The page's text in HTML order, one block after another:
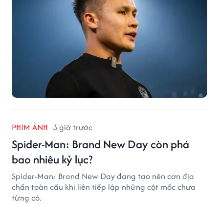
PHIM ẢNH 3 giờ trước
Spider-Man: Brand New Day còn phá
bao nhiêu kỷ lục?
Spider-Man: Brand New Day đang tạo nên cơn địa
chấn toàn cầu khi liên tiếp lập những cột mốc chưa
từng có.